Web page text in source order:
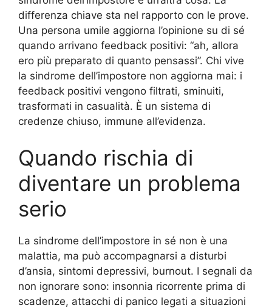
differenza chiave sta nel rapporto con le prove.
Una persona umile aggiorna l’opinione su di sé
quando arrivano feedback positivi: “ah, allora
ero più preparato di quanto pensassi”. Chi vive
la sindrome dell’impostore non aggiorna mai: i
feedback positivi vengono filtrati, sminuiti,
trasformati in casualità. È un sistema di
credenze chiuso, immune all’evidenza.
Quando rischia di
diventare un problema
serio
La sindrome dell’impostore in sé non è una
malattia, ma può accompagnarsi a disturbi
d’ansia, sintomi depressivi, burnout. I segnali da
non ignorare sono: insonnia ricorrente prima di
scadenze, attacchi di panico legati a situazioni